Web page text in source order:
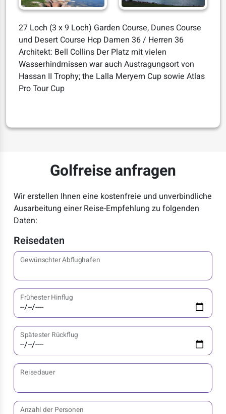
27 Loch (3 x 9 Loch) Garden Course, Dunes Course
und Desert Course Hcp Damen 36 / Herren 36
Architekt: Bell Collins Der Platz mit vielen
Wasserhindrnissen war auch Austragungsort von
Hassan II Trophy; the Lalla Meryem Cup sowie Atlas
Pro Tour Cup
Golfreise anfragen
Wir erstellen Ihnen eine kostenfreie und unverbindliche
Ausarbeitung einer Reise-Empfehlung zu folgenden
Daten:
Reisedaten
Gewünschter Abflughafen
Frühester Hinflug
Spätester Rückflug
Reisedauer
Anzahl der Personen